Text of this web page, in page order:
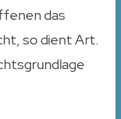
das
so dient Art.